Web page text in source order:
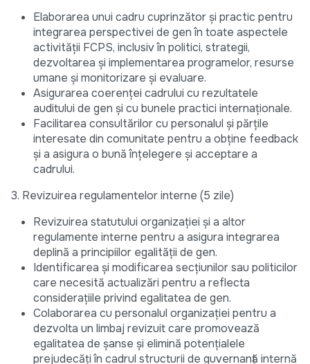
Elaborarea unui cadru cuprinzător și practic pentru
integrarea perspectivei de gen în toate aspectele
activității FCPS, inclusiv în politici, strategii,
dezvoltarea și implementarea programelor, resurse
umane și monitorizare și evaluare.
Asigurarea coerenței cadrului cu rezultatele
auditului de gen și cu bunele practici internaționale.
Facilitarea consultărilor cu personalul și părțile
interesate din comunitate pentru a obține feedback
și a asigura o bună înțelegere și acceptare a
cadrului.
3. Revizuirea regulamentelor interne (5 zile)
Revizuirea statutului organizației și a altor
regulamente interne pentru a asigura integrarea
deplină a principiilor egalității de gen.
Identificarea și modificarea secțiunilor sau politicilor
care necesită actualizări pentru a reflecta
considerațiile privind egalitatea de gen.
Colaborarea cu personalul organizației pentru a
dezvolta un limbaj revizuit care promovează
egalitatea de șanse și elimină potențialele
prejudecăți în cadrul structurii de guvernanță internă